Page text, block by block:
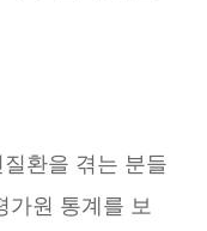
환을 겪는 분들
가원 통계를 보